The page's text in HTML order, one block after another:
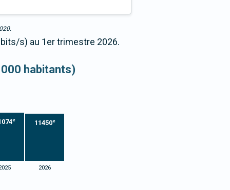
s) au 1er trimestre 2026.
habitants)
e 11450e
2026